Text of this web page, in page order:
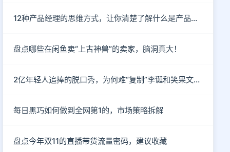
12种产品经理的思维方式，让你清楚了解什么是产品思维
盘点哪些在闲鱼卖“上古神兽”的卖家，脑洞真大！
2亿年轻人追捧的脱口秀，为何难“复制”李诞和笑果文化？
每日黑巧如何做到全网第1的，市场策略拆解
盘点今年双11的直播带货流量密码，建议收藏